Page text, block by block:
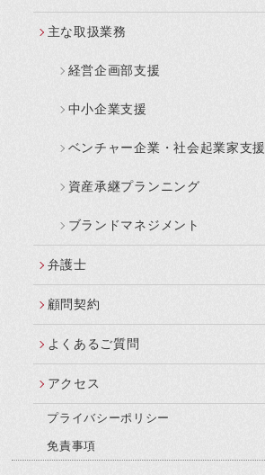
主な取扱業務
経営企画部支援
中小企業支援
ベンチャー企業・社会起業家支援
資産承継プランニング
ブランドマネジメント
弁護士
顧問契約
よくあるご質問
アクセス
プライバシーポリシー
免責事項